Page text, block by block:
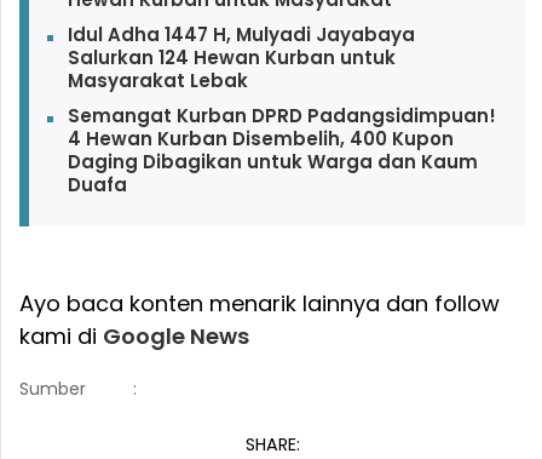
Idul Adha 1447 H, Mulyadi Jayabaya
Salurkan 124 Hewan Kurban untuk
Masyarakat Lebak
Semangat Kurban DPRD Padangsidimpuan!
4 Hewan Kurban Disembelih, 400 Kupon
Daging Dibagikan untuk Warga dan Kaum
Duafa
Ayo baca konten menarik lainnya dan follow
kami di Google News
Sumber :
SHARE: